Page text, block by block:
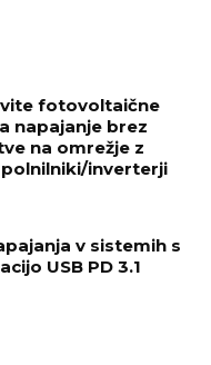
fotovoltaične
napajanje brez
na omrežje z
inverterji
v sistemih s
USB PD 3.1